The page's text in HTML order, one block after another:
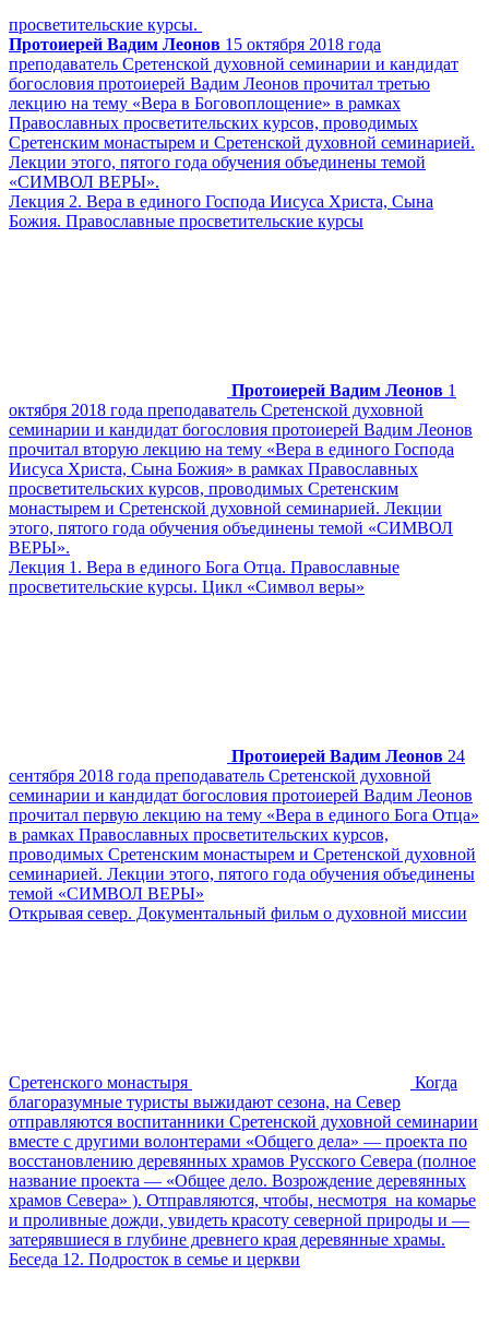
просветительские курсы.
Протоиерей Вадим Леонов 15 октября 2018 года
преподаватель Сретенской духовной семинарии и кандидат
богословия протоиерей Вадим Леонов прочитал третью
лекцию на тему «Вера в Боговоплощение» в рамках
Православных просветительских курсов, проводимых
Сретенским монастырем и Сретенской духовной семинарией.
Лекции этого, пятого года обучения объединены темой
«СИМВОЛ ВЕРЫ».
Лекция 2. Вера в единого Господа Иисуса Христа, Сына
Божия. Православные просветительские курсы
Протоиерей Вадим Леонов 1
октября 2018 года преподаватель Сретенской духовной
семинарии и кандидат богословия протоиерей Вадим Леонов
прочитал вторую лекцию на тему «Вера в единого Господа
Иисуса Христа, Сына Божия» в рамках Православных
просветительских курсов, проводимых Сретенским
монастырем и Сретенской духовной семинарией. Лекции
этого, пятого года обучения объединены темой «СИМВОЛ
ВЕРЫ».
Лекция 1. Вера в единого Бога Отца. Православные
просветительские курсы. Цикл «Символ веры»
Протоиерей Вадим Леонов 24
сентября 2018 года преподаватель Сретенской духовной
семинарии и кандидат богословия протоиерей Вадим Леонов
прочитал первую лекцию на тему «Вера в единого Бога Отца»
в рамках Православных просветительских курсов,
проводимых Сретенским монастырем и Сретенской духовной
семинарией. Лекции этого, пятого года обучения объединены
темой «СИМВОЛ ВЕРЫ»
Открывая север. Документальный фильм о духовной миссии
Сретенского монастыря
Когда
благоразумные туристы выжидают сезона, на Север
отправляются воспитанники Сретенской духовной семинарии
вместе с другими волонтерами «Общего дела» — проекта по
восстановлению деревянных храмов Русского Севера (полное
название проекта — «Общее дело. Возрождение деревянных
храмов Севера» ). Отправляются, чтобы, несмотря на комарье
и проливные дожди, увидеть красоту северной природы и —
затерявшиеся в глубине древнего края деревянные храмы.
Беседа 12. Подросток в семье и церкви